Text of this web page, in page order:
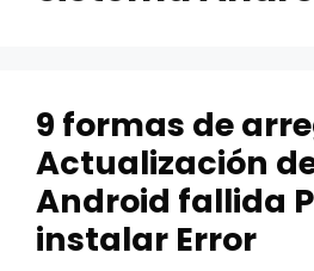
9 formas de
Actualización
Android fallida
instalar Error